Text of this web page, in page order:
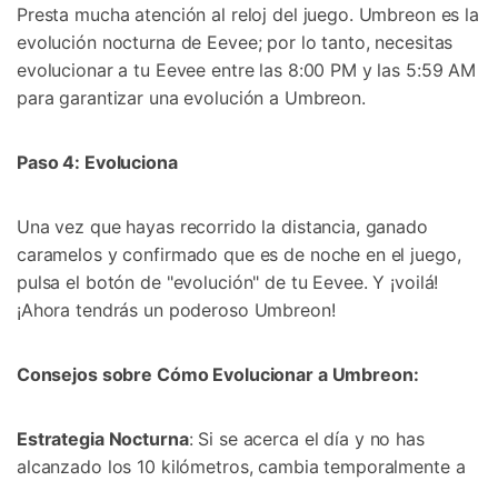
Presta mucha atención al reloj del juego.󠀲󠀡󠀨󠀠󠀢󠀣󠀣󠀤󠀦󠀳󠀰 Umbreon es la
evolución nocturna de Eevee; por lo tanto, necesitas
evolucionar a tu Eevee entre las 8:00 PM y las 5:59 AM
para garantizar una evolución a Umbreon.󠀲󠀡󠀨󠀠󠀢󠀣󠀣󠀤󠀧󠀳
Paso 4: Evoluciona
Una vez que hayas recorrido la distancia, ganado
caramelos y confirmado que es de noche en el juego,
pulsa el botón de "evolución" de tu Eevee.󠀲󠀡󠀨󠀠󠀢󠀣󠀣󠀤󠀩󠀳󠀰 Y ¡voilá!
¡Ahora tendrás un poderoso Umbreon!
󠀰Consejos sobre Cómo Evolucionar a Umbreon:󠀲󠀡󠀨󠀠󠀢󠀣󠀣󠀥󠀢󠀳
Estrategia Nocturna: Si se acerca el día y no has
alcanzado los 10 kilómetros, cambia temporalmente a